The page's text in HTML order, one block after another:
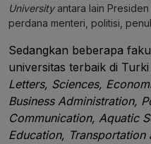
University antara lain
perdana menteri, politisi,
Sedangkan beberapa
universitas terbaik di
Letters, Sciences,
Business Administration,
Communication, Aquatic
Education,